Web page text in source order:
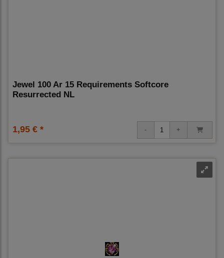
Jewel 100 Ar 15 Requirements Softcore
Resurrected NL
1,95 € *